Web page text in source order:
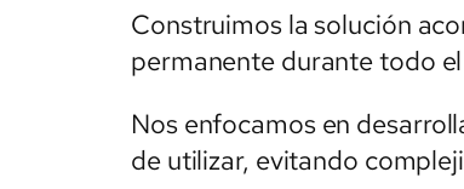
Construimos la solución
permanente durante todo
Nos enfocamos en
de utilizar, evitando